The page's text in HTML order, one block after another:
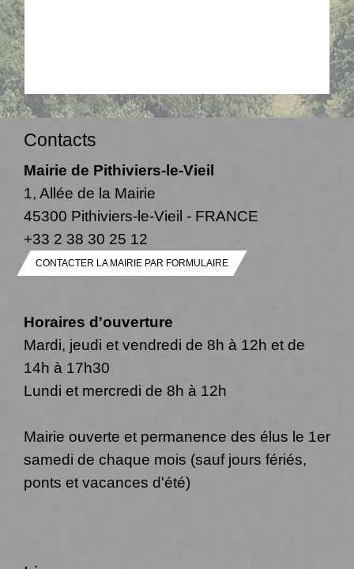
Contacts
Mairie de Pithiviers-le-Vieil
1, Allée de la Mairie
45300 Pithiviers-le-Vieil - FRANCE
+33 2 38 30 25 12
CONTACTER LA MAIRIE PAR FORMULAIRE
Horaires d'ouverture
Mardi, jeudi et vendredi de 8h à 12h et de
14h à 17h30
Lundi et mercredi de 8h à 12h
Mairie ouverte et permanence des élus le 1er
samedi de chaque mois (sauf jours fériés,
ponts et vacances d'été)